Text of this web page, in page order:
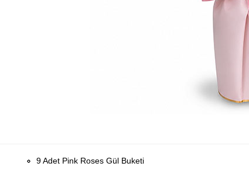
9 Adet Pink Roses Gül Buketi